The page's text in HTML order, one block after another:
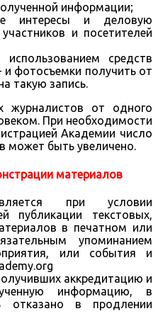
информации;
интересы и деловую
и посетителей
средств
и фотосъемки получить от
такую запись.
журналистов от одного
При необходимости
Академии число
может быть увеличено.
материалов
при условии
публикации текстовых,
в печатном или
упоминанием
или события и
аккредитацию и
информацию, в
в продлении